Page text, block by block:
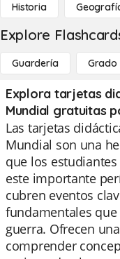
Historia
Explore
Guardería Grado
Explora tarjetas
Mundial gratuitas
Las tarjetas
Mundial son una
que los
este importante
cubren eventos
fundamentales
guerra. Ofrecen
comprender